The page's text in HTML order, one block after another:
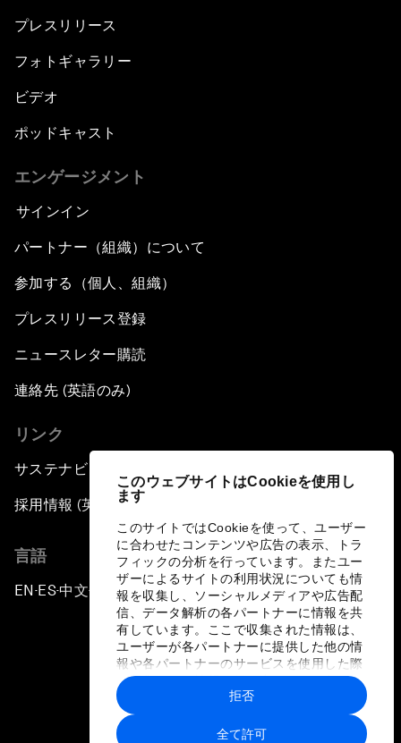
このウェブサイトはCookieを使用し
ます
このサイトではCookieを使って、ユーザー
に合わせたコンテンツや広告の表示、トラ
フィックの分析を行っています。またユー
ザーによるサイトの利用状況についても情
報を収集し、ソーシャルメディアや広告配
信、データ解析の各パートナーに情報を共
有しています。ここで収集された情報は、
ユーザーが各パートナーに提供した他の情
報や各パートナーのサービスを使用した際
に収集された情報と組み合わされ、各パー
トナーによって使用されることがありま
す。
全て許可
拒否
プレスリリース
フォトギャラリー
ビデオ
ポッドキャスト
エンゲージメント
サインイン
パートナー（組織）について
参加する（個人、組織）
プレスリリース登録
ニュースレター購読
連絡先 (英語のみ)
リンク
サステナビリティへの取り組み
採用情報 (英語のみ)
言語
EN ▪ES▪中文▪ 日本語
プライバシーポリシーと利用規約